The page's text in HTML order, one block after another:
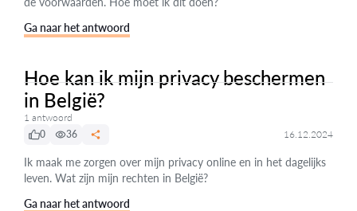
Ga naar het antwoord
Hoe kan ik mijn privacy beschermen
in België?
1 antwoord
0
36 16.12.2024
Ik maak me zorgen over mijn privacy online en in het dagelijks
leven. Wat zijn mijn rechten in België?
Ga naar het antwoord